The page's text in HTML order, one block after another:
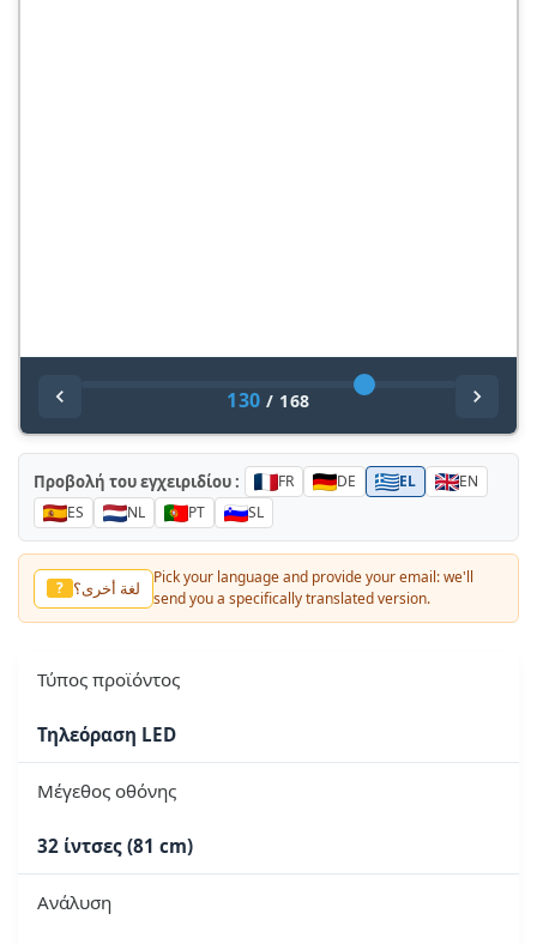
130 / 168
Προβολή του εγχειριδίου : FR DE EL
EN
ES
NL PT SL
? لغة أخرى؟
Pick your language and provide your email: we'll
send you a specifically translated version.
Τύπος προϊόντος
Τηλεόραση LED
Μέγεθος οθόνης
32 ίντσες (81 cm)
Ανάλυση